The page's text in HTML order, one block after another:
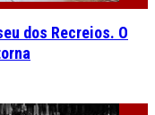
dos Recreios. O